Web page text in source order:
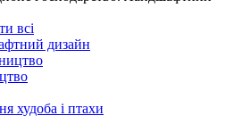
всі
дизайн
худоба і птахи